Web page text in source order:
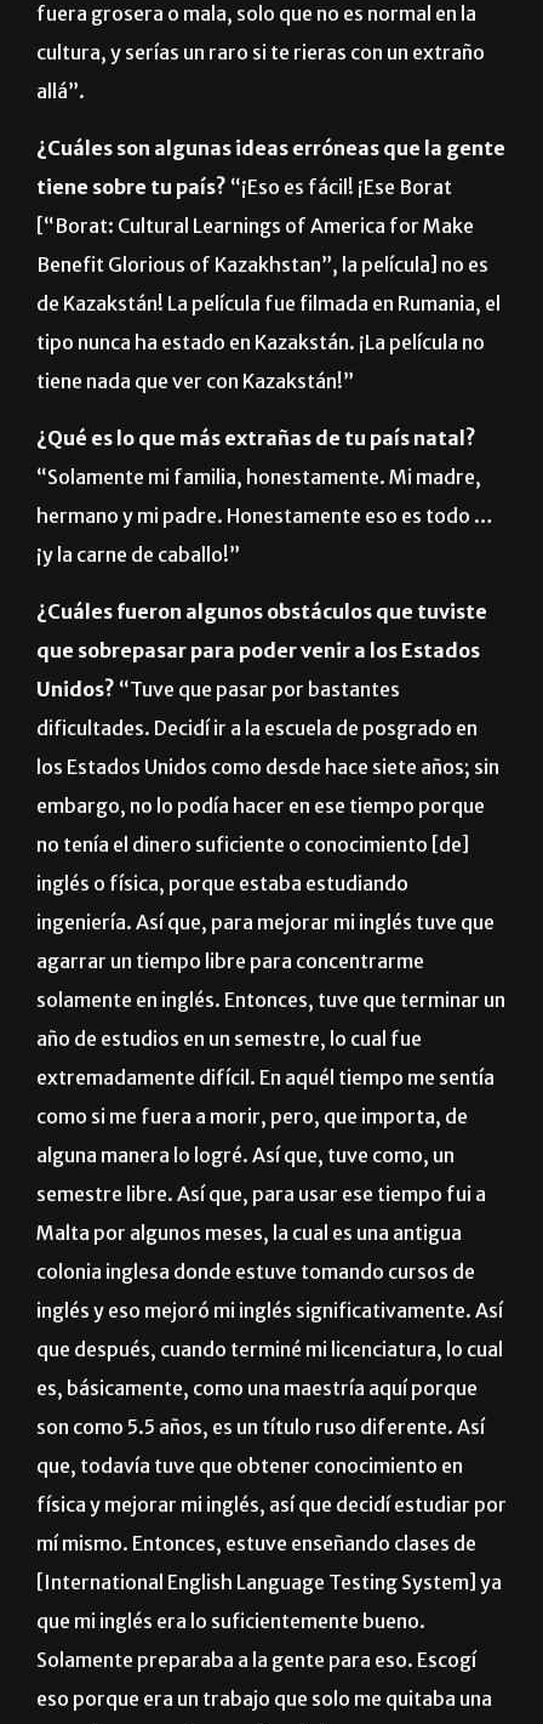
fuera grosera o mala, solo que no es normal en la
cultura, y serías un raro si te rieras con un extraño
allá”.
¿Cuáles son algunas ideas erróneas que la gente
tiene sobre tu país? “¡Eso es fácil! ¡Ese Borat
[“Borat: Cultural Learnings of America for Make
Benefit Glorious of Kazakhstan”, la película] no es
de Kazakstán! La película fue filmada en Rumania, el
tipo nunca ha estado en Kazakstán. ¡La película no
tiene nada que ver con Kazakstán!”
¿Qué es lo que más extrañas de tu país natal?
“Solamente mi familia, honestamente. Mi madre,
hermano y mi padre. Honestamente eso es todo …
¡y la carne de caballo!”
¿Cuáles fueron algunos obstáculos que tuviste
que sobrepasar para poder venir a los Estados
Unidos? “Tuve que pasar por bastantes
dificultades. Decidí ir a la escuela de posgrado en
los Estados Unidos como desde hace siete años; sin
embargo, no lo podía hacer en ese tiempo porque
no tenía el dinero suficiente o conocimiento [de]
inglés o física, porque estaba estudiando
ingeniería. Así que, para mejorar mi inglés tuve que
agarrar un tiempo libre para concentrarme
solamente en inglés. Entonces, tuve que terminar un
año de estudios en un semestre, lo cual fue
extremadamente difícil. En aquél tiempo me sentía
como si me fuera a morir, pero, que importa, de
alguna manera lo logré. Así que, tuve como, un
semestre libre. Así que, para usar ese tiempo fui a
Malta por algunos meses, la cual es una antigua
colonia inglesa donde estuve tomando cursos de
inglés y eso mejoró mi inglés significativamente. Así
que después, cuando terminé mi licenciatura, lo cual
es, básicamente, como una maestría aquí porque
son como 5.5 años, es un título ruso diferente. Así
que, todavía tuve que obtener conocimiento en
física y mejorar mi inglés, así que decidí estudiar por
mí mismo. Entonces, estuve enseñando clases de
[International English Language Testing System] ya
que mi inglés era lo suficientemente bueno.
Solamente preparaba a la gente para eso. Escogí
eso porque era un trabajo que solo me quitaba una